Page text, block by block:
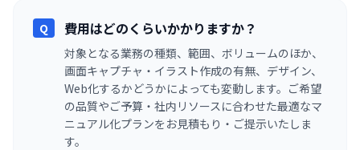
Q 費用はどのくらいかかりますか？
対象となる業務の種類、範囲、ボリュームのほか、
画面キャプチャ・イラスト作成の有無、デザイン、
Web化するかどうかによっても変動します。ご希望
の品質やご予算・社内リソースに合わせた最適なマ
ニュアル化プランをお見積もり・ご提示いたしま
す。